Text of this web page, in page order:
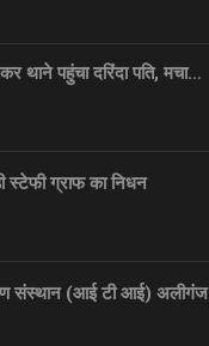
थाने पहुंचा दरिंदा पति, मचा…
स्टेफी ग्राफ का निधन
संस्थान (आई टी आई) अलीगंज